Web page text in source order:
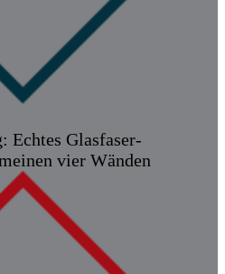
Echtes Glasfaser-
vier Wänden